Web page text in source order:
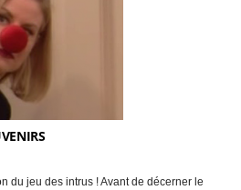
du jeu des intrus ! Avant de décerner le